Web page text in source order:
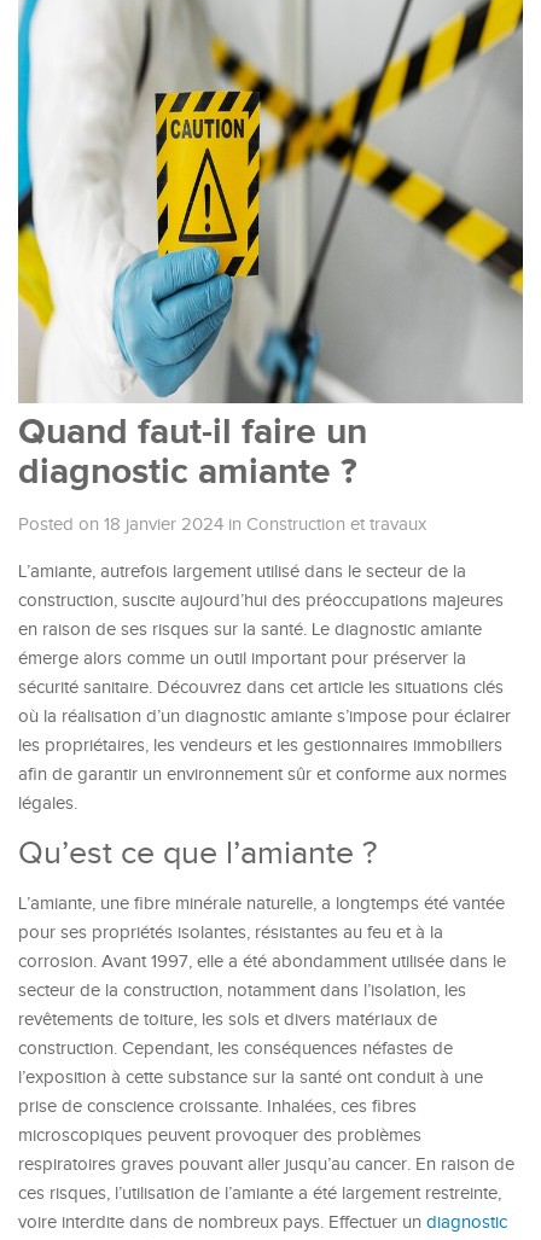
Quand faut-il faire un
diagnostic amiante ?
Posted on 18 janvier 2024 in Construction et travaux
L’amiante, autrefois largement utilisé dans le secteur de la
construction, suscite aujourd’hui des préoccupations majeures
en raison de ses risques sur la santé. Le diagnostic amiante
émerge alors comme un outil important pour préserver la
sécurité sanitaire. Découvrez dans cet article les situations clés
où la réalisation d’un diagnostic amiante s’impose pour éclairer
les propriétaires, les vendeurs et les gestionnaires immobiliers
afin de garantir un environnement sûr et conforme aux normes
légales.
Qu’est ce que l’amiante ?
L’amiante, une fibre minérale naturelle, a longtemps été vantée
pour ses propriétés isolantes, résistantes au feu et à la
corrosion. Avant 1997, elle a été abondamment utilisée dans le
secteur de la construction, notamment dans l’isolation, les
revêtements de toiture, les sols et divers matériaux de
construction. Cependant, les conséquences néfastes de
l’exposition à cette substance sur la santé ont conduit à une
prise de conscience croissante. Inhalées, ces fibres
microscopiques peuvent provoquer des problèmes
respiratoires graves pouvant aller jusqu’au cancer. En raison de
ces risques, l’utilisation de l’amiante a été largement restreinte,
voire interdite dans de nombreux pays. Effectuer un diagnostic